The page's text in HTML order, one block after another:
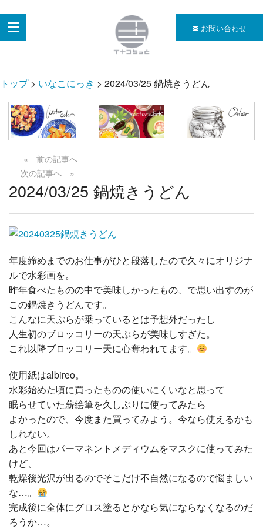
お問い合わせ
トップ> いなこにっき > 2024/03/25 鍋焼きうどん
« 前の記事へ
次の記事へ »
2024/03/25 鍋焼きうどん
年度締めまでのお仕事がひと段落したので久々にオリジナ
ルで水彩画を。
昨年食べたものの中で美味しかったもの、で思い出すのが
この鍋焼きうどんです。
こんなに天ぷらが乗っているとは予想外だったし
人生初のブロッコリーの天ぷらが美味しすぎた。
これ以降ブロッコリー天に心奪われてます。
使用紙はalbireo。
水彩始めた頃に買ったものの使いにくいなと思って
眠らせていた薪絵筆を久しぶりに使ってみたら
よかったので、今度また買ってみよう。今なら使えるかも
しれない。
あと今回はパーマネントメディウムをマスクに使ってみた
けど、
乾燥後光沢が出るのでそこだけ不自然になるので悩ましい
な…。
完成後に全体にグロス塗るとかなら気にならなくなるのだ
ろうか…。